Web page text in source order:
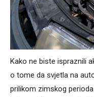
Kako ne biste ispraznili
o tome da svjetla na
prilikom zimskog